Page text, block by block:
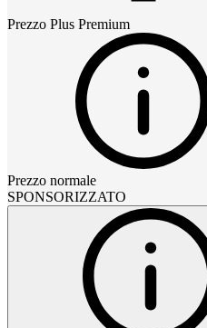
Prezzo Plus Premium
Prezzo normale
SPONSORIZZATO